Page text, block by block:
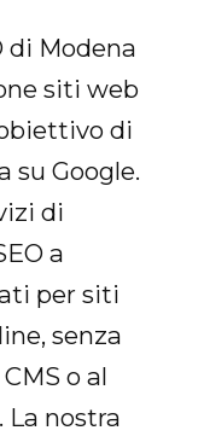
di Modena
siti web
di
su Google.
di
a
per siti
senza
o al
nostra